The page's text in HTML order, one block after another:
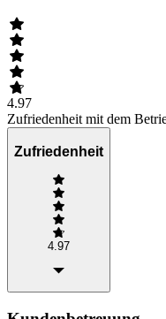
4.97
Zufriedenheit mit dem
Zufriedenheit
4.97